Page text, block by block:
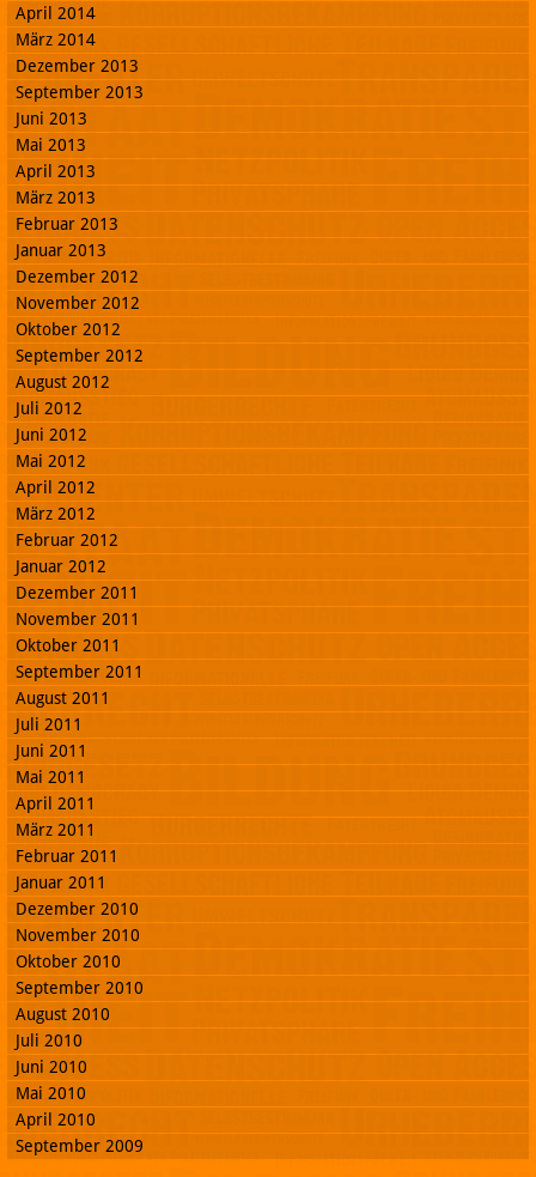
April 2014
März 2014
Dezember 2013
September 2013
Juni 2013
Mai 2013
April 2013
März 2013
Februar 2013
Januar 2013
Dezember 2012
November 2012
Oktober 2012
September 2012
August 2012
Juli 2012
Juni 2012
Mai 2012
April 2012
März 2012
Februar 2012
Januar 2012
Dezember 2011
November 2011
Oktober 2011
September 2011
August 2011
Juli 2011
Juni 2011
Mai 2011
April 2011
März 2011
Februar 2011
Januar 2011
Dezember 2010
November 2010
Oktober 2010
September 2010
August 2010
Juli 2010
Juni 2010
Mai 2010
April 2010
September 2009